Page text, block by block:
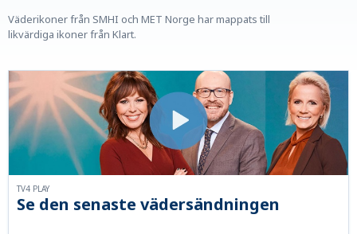
Väderikoner från SMHI och MET Norge har mappats till
likvärdiga ikoner från Klart.
Se den senaste vädersändningen
TV4 PLAY